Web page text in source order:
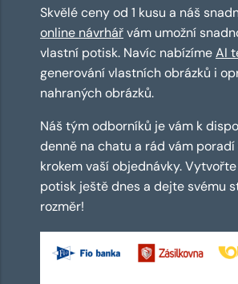
Skvělé ceny od 1 kusu a náš
online návrhářvám umožní
vlastní potisk. Navíc nabízímeAI
generování vlastních obrázků i
nahraných obrázků.
Náš tým odborníků je vám k
denně na chatu a rád vám poradí
krokem vaší objednávky.
potisk ještě dnes a dejte svému
rozměr!